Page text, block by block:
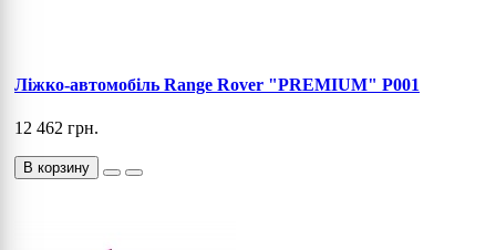
Ліжко-автомобіль Range Rover "PREMIUM" P001
12 462 грн.
В корзину